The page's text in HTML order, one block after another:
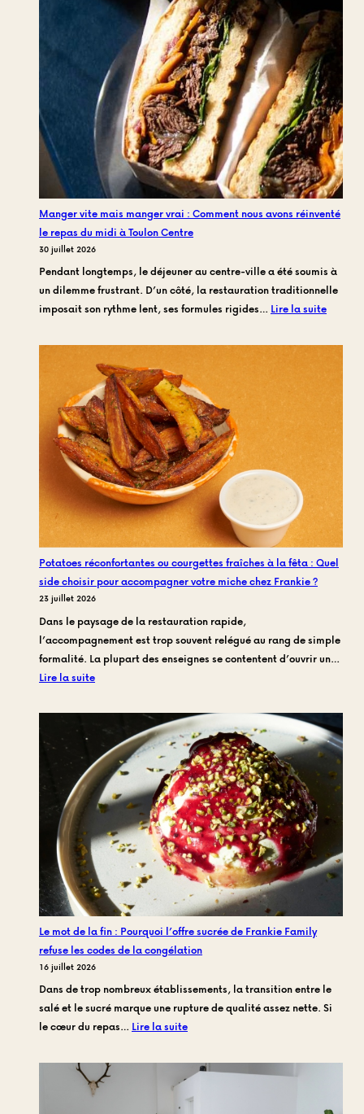
de
mijotage
:
Le
savoir-
faire
derrière
la
miche
Daube
de
Frankie
Family
Manger vite mais manger vrai : Comment nous avons réinventé
le repas du midi à Toulon Centre
30 juillet 2026
Pendant longtemps, le déjeuner au centre-ville a été soumis à
un dilemme frustrant. D’un côté, la restauration traditionnelle
imposait son rythme lent, ses formules rigides… Lire la suite:
vite
nous
le
repas
du
midi
Potatoes réconfortantes ou courgettes fraîches à la fêta : Quel
side choisir pour accompagner votre miche chez Frankie ?
23 juillet 2026
Dans le paysage de la restauration rapide,
l’accompagnement est trop souvent relégué au rang de simple
formalité. La plupart des enseignes se contentent d’ouvrir un…
Lire la suite:
réconfortantes
ou
courgettes
fraîches
à
la
:
Quel
side
choisir
pour
accompagner
votre
miche
chez
Frankie
?
Le mot de la fin : Pourquoi l’offre sucrée de Frankie Family
refuse les codes de la congélation
16 juillet 2026
Dans de trop nombreux établissements, la transition entre le
salé et le sucré marque une rupture de qualité assez nette. Si
le cœur du repas… Lire la suite:
mot
de
la